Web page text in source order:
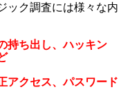
ック調査には様々な内
持ち出し、ハッキン
アクセス、パスワード